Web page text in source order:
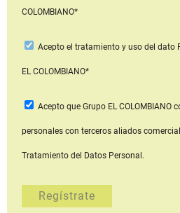
COLOMBIANO*
Acepto el tratamiento y uso del dato
EL COLOMBIANO*
Acepto que Grupo EL COLOMBIANO
personales con terceros aliados
Tratamiento del Datos Personal.